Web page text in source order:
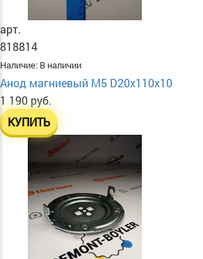
арт.
818814
Наличие: В наличии
Анод магниевый М5 D20х110х10
1 190 руб.
КУПИТЬ